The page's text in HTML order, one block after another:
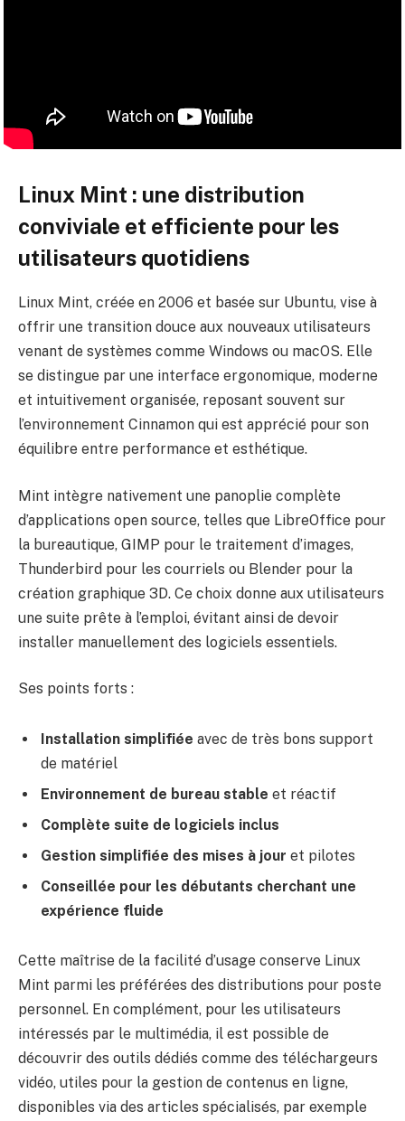
Linux Mint : une distribution
conviviale et efficiente pour les
utilisateurs quotidiens
Linux Mint, créée en 2006 et basée sur Ubuntu, vise à
offrir une transition douce aux nouveaux utilisateurs
venant de systèmes comme Windows ou macOS. Elle
se distingue par une interface ergonomique, moderne
et intuitivement organisée, reposant souvent sur
l’environnement Cinnamon qui est apprécié pour son
équilibre entre performance et esthétique.
Mint intègre nativement une panoplie complète
d’applications open source, telles que LibreOffice pour
la bureautique, GIMP pour le traitement d’images,
Thunderbird pour les courriels ou Blender pour la
création graphique 3D. Ce choix donne aux utilisateurs
une suite prête à l’emploi, évitant ainsi de devoir
installer manuellement des logiciels essentiels.
Ses points forts :
Installation simplifiée avec de très bons support
de matériel
Environnement de bureau stable et réactif
Complète suite de logiciels inclus
Gestion simplifiée des mises à jour et pilotes
Conseillée pour les débutants cherchant une
expérience fluide
Cette maîtrise de la facilité d’usage conserve Linux
Mint parmi les préférées des distributions pour poste
personnel. En complément, pour les utilisateurs
intéressés par le multimédia, il est possible de
découvrir des outils dédiés comme des téléchargeurs
vidéo, utiles pour la gestion de contenus en ligne,
disponibles via des articles spécialisés, par exemple